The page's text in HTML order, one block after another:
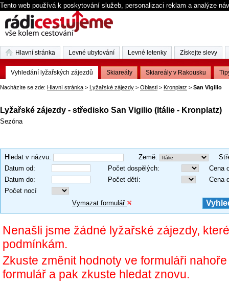
Tento web používá k poskytování služeb, personalizaci reklam a analýze
Nacházíte se zde: Hlavní stránka > Lyžařské zájezdy > Oblasti > Kronplatz > San Vigilio
Lyžařské zájezdy - středisko San Vigilio (Itálie - Kronplatz)
Sezóna
Hledat v názvu: Země:
Datum od: Počet dospělých:
Cena
Datum do: Počet dětí:
Cena
Počet nocí
Vymazat formulář
Nenašli jsme žádné lyžařské zájezdy,
podmínkám.
Zkuste změnit hodnoty ve formuláři
formulář a pak zkuste hledat znovu.
Hlavní stránka Levné ubytování Levné letenky Získejte slevy
Vyhledání lyžařských zájezdů Skiareály Skiareály v Rakousku